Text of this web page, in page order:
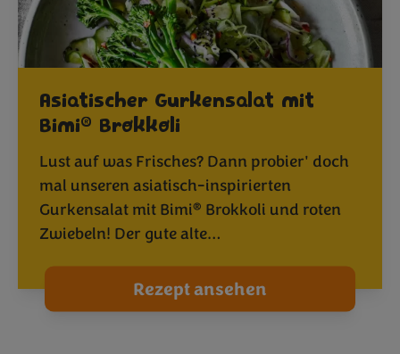
Asiatischer Gurkensalat mit
Bimi® Brokkoli
Lust auf was Frisches? Dann probier' doch
mal unseren asiatisch-inspirierten
Gurkensalat mit Bimi® Brokkoli und roten
Zwiebeln! Der gute alte…
Rezept ansehen